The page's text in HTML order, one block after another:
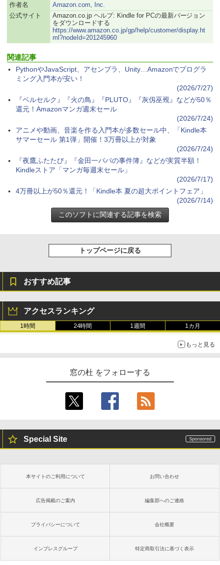
作者名
Amazon.com, Inc.
公式サイト
Amazon.co.jp ヘルプ: Kindle for PCの最新バージョン
をダウンロードする
https://www.amazon.co.jp/gp/help/customer/display.ht
ml?nodeId=201245960
関連記事
PythonやJavaScript、アセンブラ、Unity…Amazonでプログラ
ミング入門本が安い！
(2026/7/27)
『ベルセルク』『火の鳥』『PLUTO』『灰仭巫覡』などが50％
還元！Amazonマンガ週末セール
(2026/7/24)
アニメや動画、音楽を作る入門本が多数セール中、「Kindle本
サマーセール 第1弾」開催！3万冊以上が対象
(2026/7/24)
『夜鷹ふたたび』『金田一パパの事件簿』などが実質半額！
Kindleストア「マンガ毎週末セール」
(2026/7/17)
4万冊以上が50％還元！「Kindle本 夏の超大ポイントフェア」
(2026/7/14)
トップページに戻る
おすすめ記事
アクセスランキング
1時間 24時間 1週間 1カ月
もっと見る
窓の杜 をフォローする
Special Site
本サイトのご利用について お問い合わせ
広告掲載のご案内 編集部へのご連絡
プライバシーについて 会社概要
インプレスグループ 特定商取引法に基づく表示